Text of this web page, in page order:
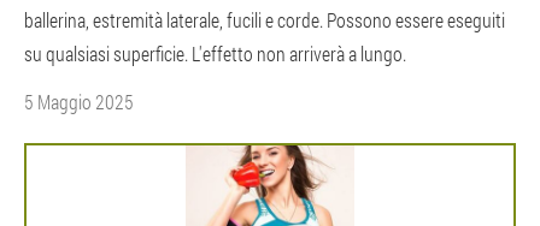
ballerina, estremità laterale, fucili e corde. Possono essere eseguiti
su qualsiasi superficie. L'effetto non arriverà a lungo.
5 Maggio 2025